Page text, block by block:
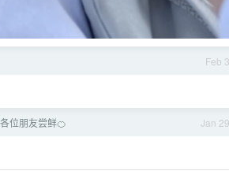
Feb 3
Jan 29
位朋友尝鲜🍊